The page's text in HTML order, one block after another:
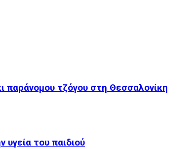
παράνομου τζόγου στη Θεσσαλονίκη
του παιδιού